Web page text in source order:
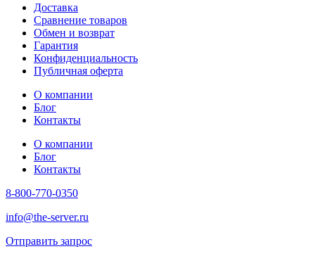
Доставка
Сравнение товаров
Обмен и возврат
Гарантия
Конфиденциальность
Публичная оферта
О компании
Блог
Контакты
О компании
Блог
Контакты
8-800-770-0350
info@the-server.ru
Отправить запрос